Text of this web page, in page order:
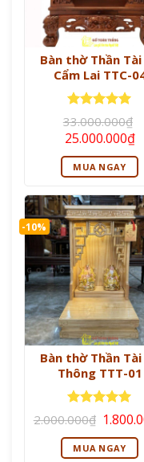
Bàn thờ Thần
Cẩm Lai TTC-
Được xếp
hạng55
sao
33.000.000₫
Giá
gốc
là:
33.000.000₫.
25.000.000₫Giá
tại
là:
MUA NGAY
-10%
Bàn thờ Thần
Thông TTT-01
Được xếp
hạng
5
sao
2.000.000₫ Giá
gốc
là:
MUA NGAY